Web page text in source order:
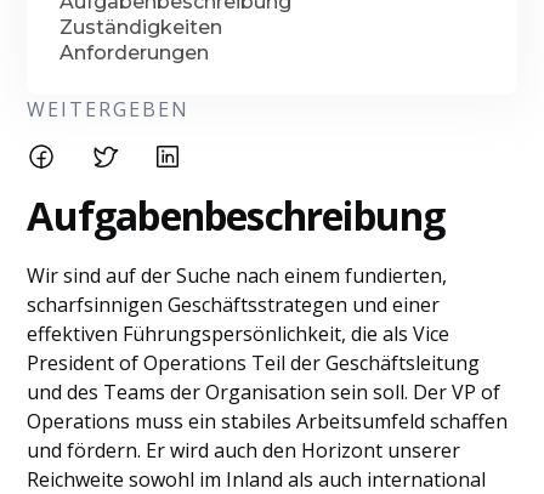
Zuständigkeiten
Anforderungen
WEITERGEBEN
Aufgabenbeschreibung
Wir sind auf der Suche nach einem fundierten,
scharfsinnigen Geschäftsstrategen und einer
effektiven Führungspersönlichkeit, die als Vice
President of Operations Teil der Geschäftsleitung
und des Teams der Organisation sein soll. Der VP of
Operations muss ein stabiles Arbeitsumfeld schaffen
und fördern. Er wird auch den Horizont unserer
Reichweite sowohl im Inland als auch international